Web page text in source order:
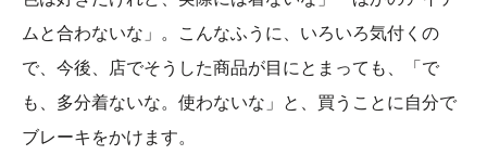
ムと合わないな」。こんなふうに、いろいろ気付くの
で、今後、店でそうした商品が目にとまっても、「で
も、多分着ないな。使わないな」と、買うことに自分で
ブレーキをかけます。